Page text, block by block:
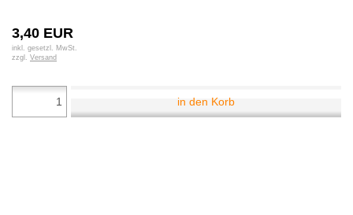
3,40 EUR
inkl. gesetzl. MwSt.
zzgl. Versand
in den Korb